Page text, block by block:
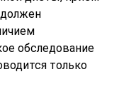
обследование
только